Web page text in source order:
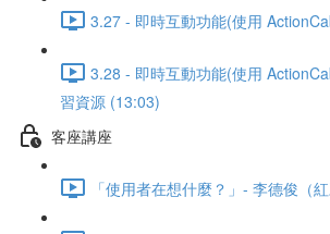
3.27 - 即時互動功能(使用
3.28 - 即時互動功能(使用
習資源 (13:03)
客座講座
「使用者在想什麼？」- 李德俊（